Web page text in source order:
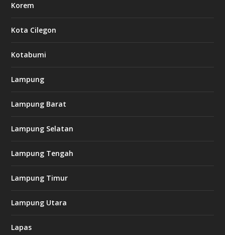
Korem
Kota Cilegon
Kotabumi
Lampung
Lampung Barat
Lampung Selatan
Lampung Tengah
Lampung Timur
Lampung Utara
Lapas